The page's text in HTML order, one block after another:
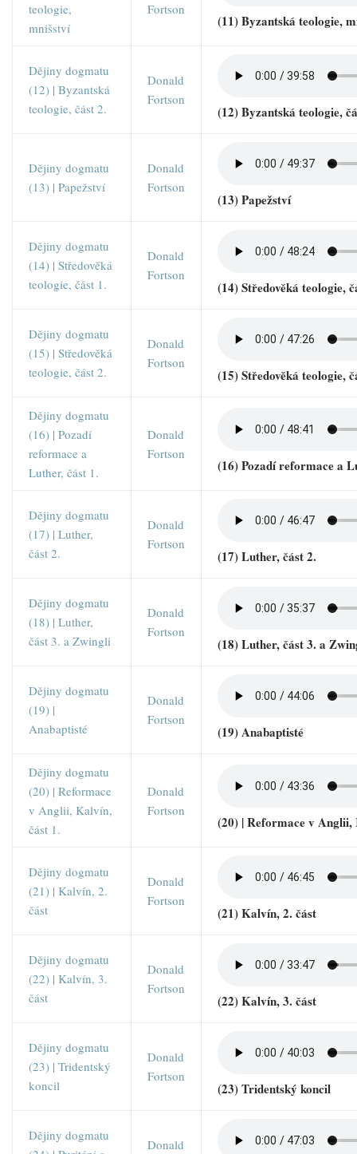
teologie,
mnišství
Fortson
(11) Byzantská teologie,
Dějiny dogmatu
(12) | Byzantská
teologie, část 2.
Donald
Fortson
(12) Byzantská teologie,
Dějiny dogmatu
(13) | Papežství
Donald
Fortson
(13) Papežství
Dějiny dogmatu
(14) | Středověká
teologie, část 1.
Donald
Fortson
(14) Středověká teologie,
Dějiny dogmatu
(15) | Středověká
teologie, část 2.
Donald
Fortson
(15) Středověká teologie,
Dějiny dogmatu
(16) | Pozadí
reformace a
Luther, část 1.
Donald
Fortson
(16) Pozadí reformace a
Dějiny dogmatu
(17) | Luther,
část 2.
Donald
Fortson
(17) Luther, část 2.
Dějiny dogmatu
(18) | Luther,
část 3. a Zwingli
Donald
Fortson
(18) Luther, část 3. a
Dějiny dogmatu
(19) |
Anabaptisté
Donald
Fortson
(19) Anabaptisté
Dějiny dogmatu
(20) | Reformace
v Anglii, Kalvín,
část 1.
Donald
Fortson
(20) | Reformace v
Dějiny dogmatu
(21) | Kalvín, 2.
část
Donald
Fortson
(21) Kalvín, 2. část
Dějiny dogmatu
(22) | Kalvín, 3.
část
Donald
Fortson
(22) Kalvín, 3. část
Dějiny dogmatu
(23) | Tridentský
koncil
Donald
Fortson
(23) Tridentský koncil
Dějiny dogmatu
Donald